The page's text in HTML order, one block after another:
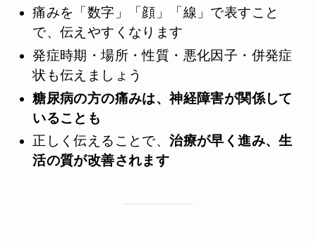
痛みを「数字」「顔」「線」で表すこと
で、伝えやすくなります
発症時期・場所・性質・悪化因子・併発症
状も伝えましょう
糖尿病の方の痛みは、神経障害が関係して
いることも
正しく伝えることで、治療が早く進み、生
活の質が改善されます